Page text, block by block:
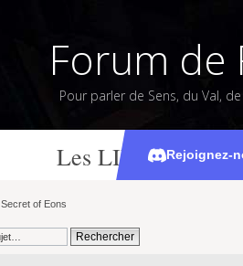
Forum de
Pour parler de Sens, du Val,
Rejoignez-
Les LIVE
Secret of Eons